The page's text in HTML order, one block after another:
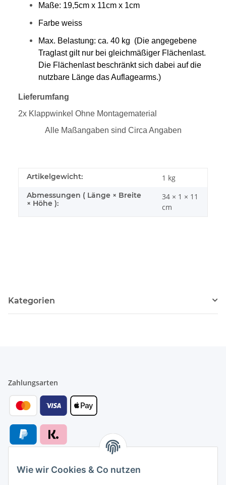
Maße: 19,5cm x 11cm x 1cm
Farbe weiss
Max. Belastung: ca. 40 kg (Die angegebene
Traglast gilt nur bei gleichmäßiger Flächenlast.
Die Flächenlast beschränkt sich dabei auf die
nutzbare Länge das Auflagearms.)
Lieferumfang
2x Klappwinkel Ohne Montagematerial
Alle Maßangaben sind Circa Angaben
Artikelgewicht: 1 kg
Abmessungen ( Länge × Breite
× Höhe ):
34 × 1 × 11
cm
Kategorien
Zahlungsarten
Versandarten
Wie wir Cookies & Co nutzen